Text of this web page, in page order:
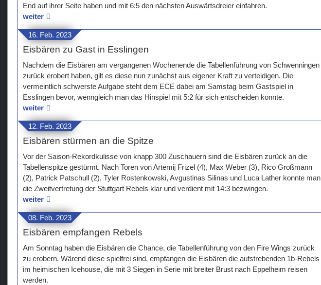
End auf ihrer Seite haben und mit 6:5 den nächsten Auswärtsdreier einfahren.
weiter
16. Feb. 2023
Eisbären zu Gast in Esslingen
Nachdem die Eisbären am vergangenen Wochenende die Tabellenführung von Schwenningen
zurück erobert haben, gilt es diese nun zunächst aus eigener Kraft zu verteidigen. Die
vermeintlich schwerste Aufgabe steht dem ECE dabei am Samstag beim Gastspiel in
Esslingen bevor, wenngleich man das Hinspiel mit 5:2 für sich entscheiden konnte.
weiter
12. Feb. 2023
Eisbären stürmen an die Spitze
Vor der Saison-Rekordkulisse von knapp 300 Zuschauern sind die Eisbären zurück an die
Tabellenspitze gestürmt. Nach Toren von Artemij Frizel (4), Max Weber (3), Rico Großmann
(2), Patrick Patschull (2), Tyler Rostenkowski, Avgustinas Silinas und Luca Lather konnte man
die Zweitvertretung der Stuttgart Rebels klar und verdient mit 14:3 bezwingen.
weiter
08. Feb. 2023
Eisbären empfangen Rebels
Am Sonntag haben die Eisbären die Chance, die Tabellenführung von den Fire Wings zurück
zu erobern. Wärend diese spielfrei sind, empfangen die Eisbären die aufstrebenden 1b-Rebels
im heimischen Icehouse, die mit 3 Siegen in Serie mit breiter Brust nach Eppelheim reisen
werden.